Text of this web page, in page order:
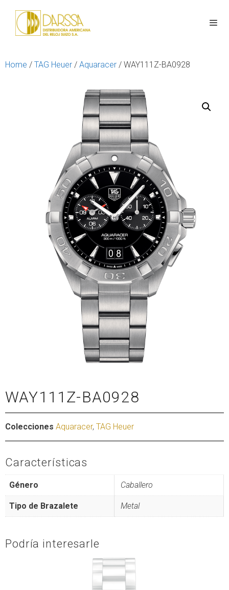
Home / TAG Heuer / Aquaracer / WAY111Z-BA0928
WAY111Z-BA0928
Colecciones Aquaracer, TAG Heuer
Características
Género Caballero
Tipo de Brazalete Metal
Podría interesarle